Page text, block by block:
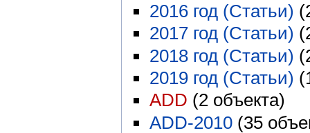
2016 год (Статьи)
2017 год (Статьи)
2018 год (Статьи)
2019 год (Статьи)
ADD ‏‎ (2 объекта)
ADD-2010 (35